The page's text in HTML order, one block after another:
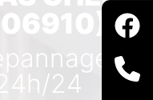
24